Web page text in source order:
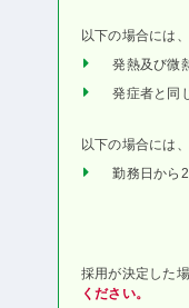
以下の場合には
発熱及び微
発症者と同
以下の場合には
勤務日から
採用が決定した
ください。